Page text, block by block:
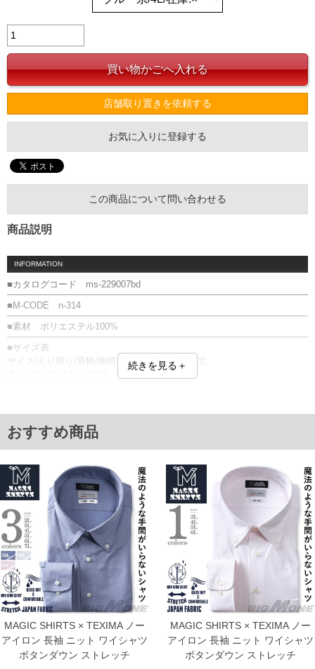
店舗取り置きを依頼する
お気に入りに登録する
この商品について問い合わせる
商品説明
INFORMATION
■カタログコード ms-229007bd
■M-CODE n-314
■素材 ポリエステル100%
■サイズ表
サイズ/えり廻り/肩幅/胸廻り/胴廻り/腰廻り/裄丈
6L/51/61/157/155/157/90
7L/53/63/163/161/163/90
単位はcm
返品交換希望の方は、商品到着後1週間以内にご連絡ください。
下着(肌着)やワイシャツは商品の性質上、返品交換不可とさせて頂いております。予め
ご了承くださいませ。
※【ボトムの裾上げをご希望の場合】
裾上げ料金は500円+税となります。
備考欄に股下●cmとご記入下さい。（裾上げ無料対象商品は1本につき税込6,000円以
上の品が対象。1本5,999円以下の商品は有料（500円+税）となります。）
出荷まで約1週間～20日間程お時間を頂く場合がございます。
尚、裾上げした商品は返品・交換不可となりますので、予めご了承下さい。
一部、お直しに対応出来ない商品がございます。(例：裾にファスナーや調節ひもが付
いている、極端なデザインが施されている等)
※商品によって若干のサイズの誤差がございます。また、お客様がご使用の環境（コ
ンピュータ画面）によって、商品の色味が若干異なる場合がございます。予めご了承
※当店での掲載商品は、実店鋪と在庫を共用しておりますので店頭での売り違い、店
舗からのお取り寄せ等により、お客様にご迷惑をお掛けしてしまう場合がございま
続きを見る＋
おすすめ商品
MAGIC SHIRTS × TEXIMA ノー
アイロン 長袖 ニット ワイシャツ
ボタンダウン ストレッチ
MAGIC SHIRTS × TEXIMA ノー
アイロン 長袖 ニット ワイシャツ
ボタンダウン ストレッチ